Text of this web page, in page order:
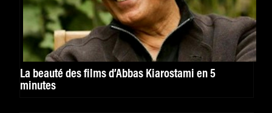
La beauté des films d’Abbas Kiarostami en 5
minutes